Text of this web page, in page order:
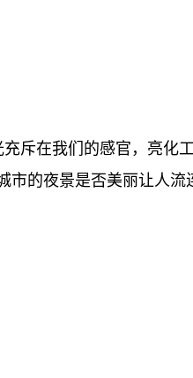
斥在我们的感官，亮化
的夜景是否美丽让人